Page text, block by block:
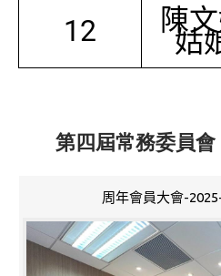
12 陳
姑
第四屆常務委員
周年會員大會-